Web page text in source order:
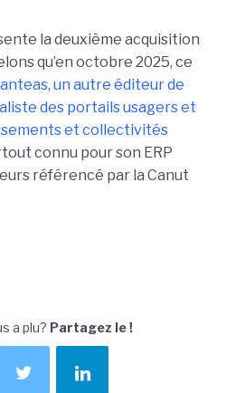
la deuxième acquisition
qu’en octobre 2025, ce
un autre éditeur de
des portails usagers et
et collectivités
connu pour son ERP
référencé par la Canut
a plu? Partagez le !